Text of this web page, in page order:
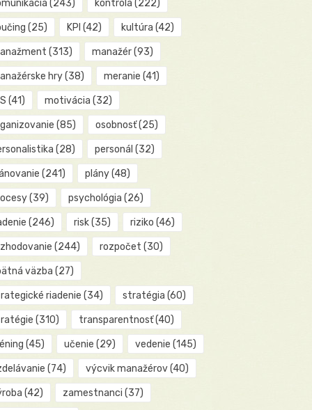
(243) kontrola (222)
(25) KPI (42) kultúra (42)
(313) manažér(93)
hry(38) meranie (41)
(41) motivácia (32)
(85) osobnosť(25)
(28) personál (32)
(241) plány(48)
(39) psychológia (26)
(246) risk(35) riziko (46)
(244) rozpočet (30)
väzba (27)
riadenie (34) stratégia (60)
(310) transparentnosť(40)
(45) učenie (29) vedenie (145)
(74) výcvik manažérov(40)
(42) zamestnanci (37)